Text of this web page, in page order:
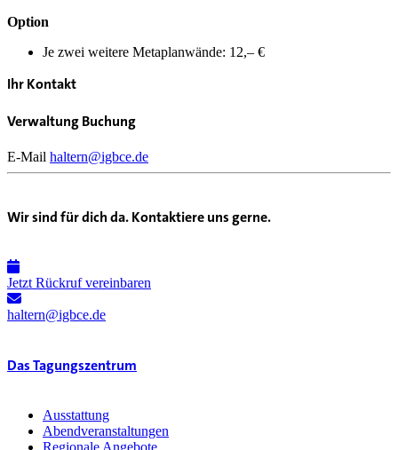
Option
Je zwei weitere Metaplanwände: 12,– €
Ihr Kontakt
Verwaltung Buchung
E-Mail haltern@igbce.de
Wir sind für dich da. Kontaktiere uns gerne.
Jetzt Rückruf vereinbaren
haltern@igbce.de
Das Tagungszentrum
Ausstattung
Abendveranstaltungen